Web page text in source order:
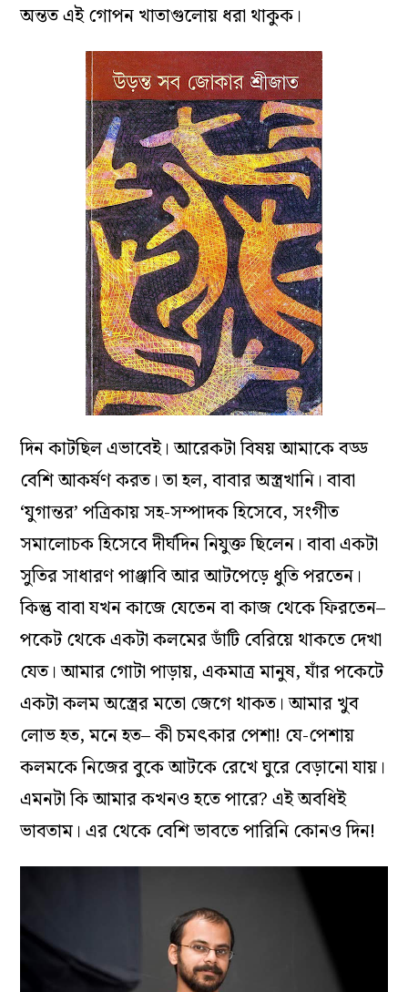
অন্তত এই গোপন খাতাগুলোয় ধরা থাকুক।
দিন কাটছিল এভাবেই। আরেকটা বিষয় আমাকে বড্ড
বেশি আকর্ষণ করত। তা হল, বাবার অস্ত্রখানি। বাবা
‘যুগান্তর’ পত্রিকায় সহ-সম্পাদক হিসেবে, সংগীত
সমালোচক হিসেবে দীর্ঘদিন নিযুক্ত ছিলেন। বাবা একটা
সুতির সাধারণ পাঞ্জাবি আর আটপেড়ে ধুতি পরতেন।
কিন্তু বাবা যখন কাজে যেতেন বা কাজ থেকে ফিরতেন–
পকেট থেকে একটা কলমের ডাঁটি বেরিয়ে থাকতে দেখা
যেত। আমার গোটা পাড়ায়, একমাত্র মানুষ, যাঁর পকেটে
একটা কলম অস্ত্রের মতো জেগে থাকত। আমার খুব
লোভ হত, মনে হত– কী চমৎকার পেশা! যে-পেশায়
কলমকে নিজের বুকে আটকে রেখে ঘুরে বেড়ানো যায়।
এমনটা কি আমার কখনও হতে পারে? এই অবধিই
ভাবতাম। এর থেকে বেশি ভাবতে পারিনি কোনও দিন!